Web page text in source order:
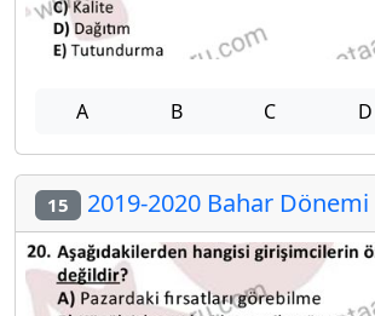
A B C D
15 2019-2020 Bahar Dönemi